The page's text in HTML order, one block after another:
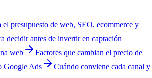
el presupuesto de web, SEO, ecommerce y
decidir antes de invertir en captación
web
Factores que cambian el precio de
Google Ads
Cuándo conviene cada canal y